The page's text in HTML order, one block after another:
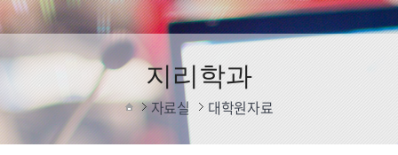
지리학과
자료실 대학원자료